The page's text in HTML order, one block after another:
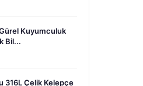
Kuyumculuk
Bil...
316L Çelik Kelepçe